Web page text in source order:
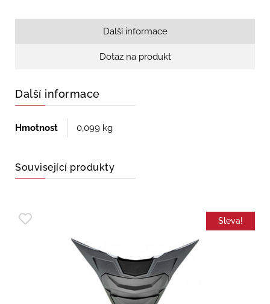
Další informace
Dotaz na produkt
Další informace
Hmotnost 0,099 kg
Související produkty
Sleva!